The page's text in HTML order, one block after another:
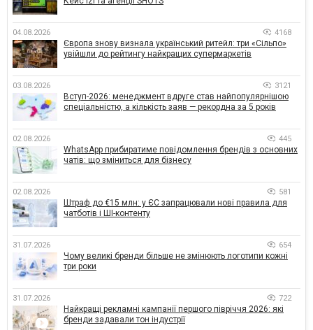
04.08.2026 4168
Європа знову визнала український ритейл: три «Сільпо»
увійшли до рейтингу найкращих супермаркетів
03.08.2026 3121
Вступ-2026: менеджмент вдруге став найпопулярнішою
спеціальністю, а кількість заяв — рекордна за 5 років
02.08.2026 445
WhatsApp прибиратиме повідомлення брендів з основних
чатів: що зміниться для бізнесу
02.08.2026 581
Штраф до €15 млн: у ЄС запрацювали нові правила для
чатботів і ШІ-контенту
31.07.2026 654
Чому великі бренди більше не змінюють логотипи кожні
три роки
31.07.2026 722
Найкращі рекламні кампанії першого півріччя 2026: які
бренди задавали тон індустрії